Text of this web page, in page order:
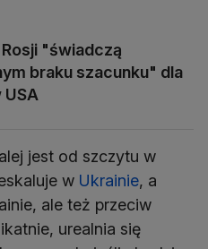
Rosji "świadczą
braku szacunku" dla
USA
jest od szczytu w
w Ukrainie, a
ale też przeciw
urealnia się